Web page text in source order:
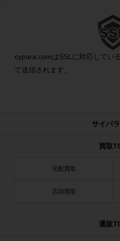
cypara.comはSSLに対応してい
て送信されます。
サイパ
買取
宅配買取
店頭買取
通販